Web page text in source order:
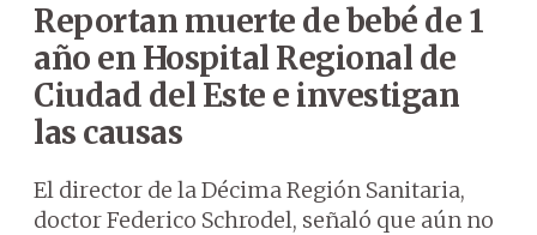
Reportan muerte de bebé de 1
año en Hospital Regional de
Ciudad del Este e investigan
las causas
El director de la Décima Región Sanitaria,
doctor Federico Schrodel, señaló que aún no